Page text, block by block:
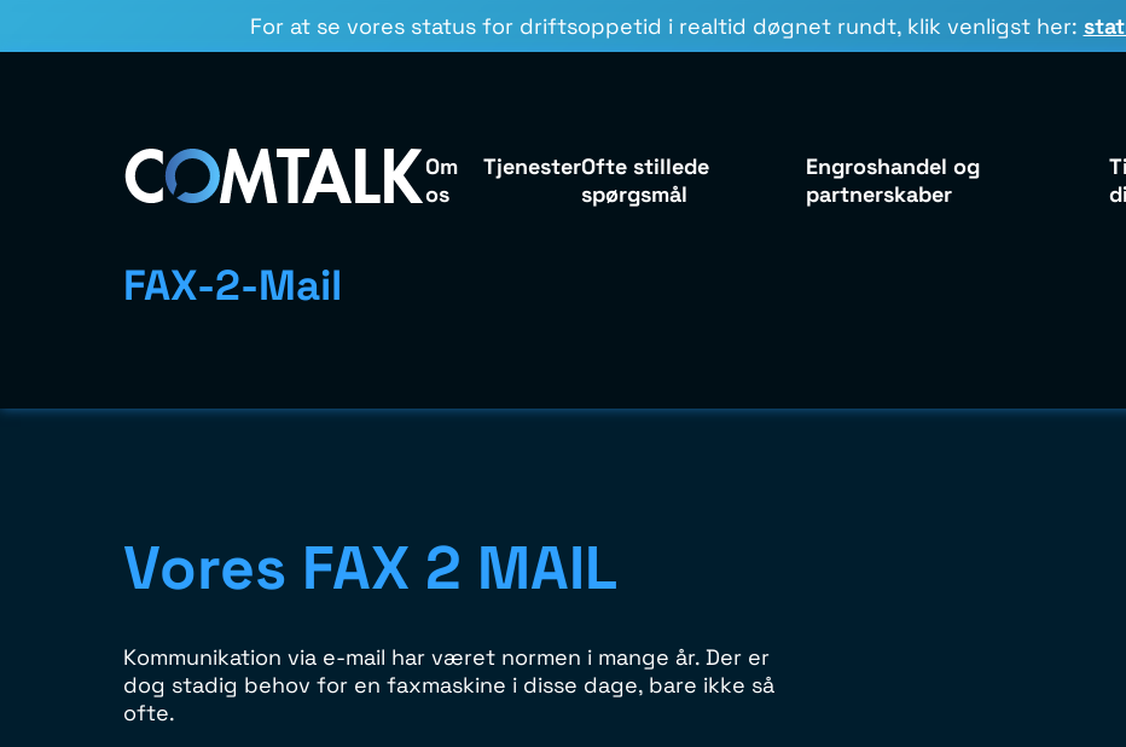
For at se vores status for driftsoppetid i realtid døgnet rundt, klik venligst her:
Om
os
TjenesterOfte stillede
spørgsmål
Engroshandel og
partnerskaber
FAX-2-Mail
Vores FAX 2 MAIL
Kommunikation via e-mail har været normen i mange år. Der er
dog stadig behov for en faxmaskine i disse dage, bare ikke så
ofte.